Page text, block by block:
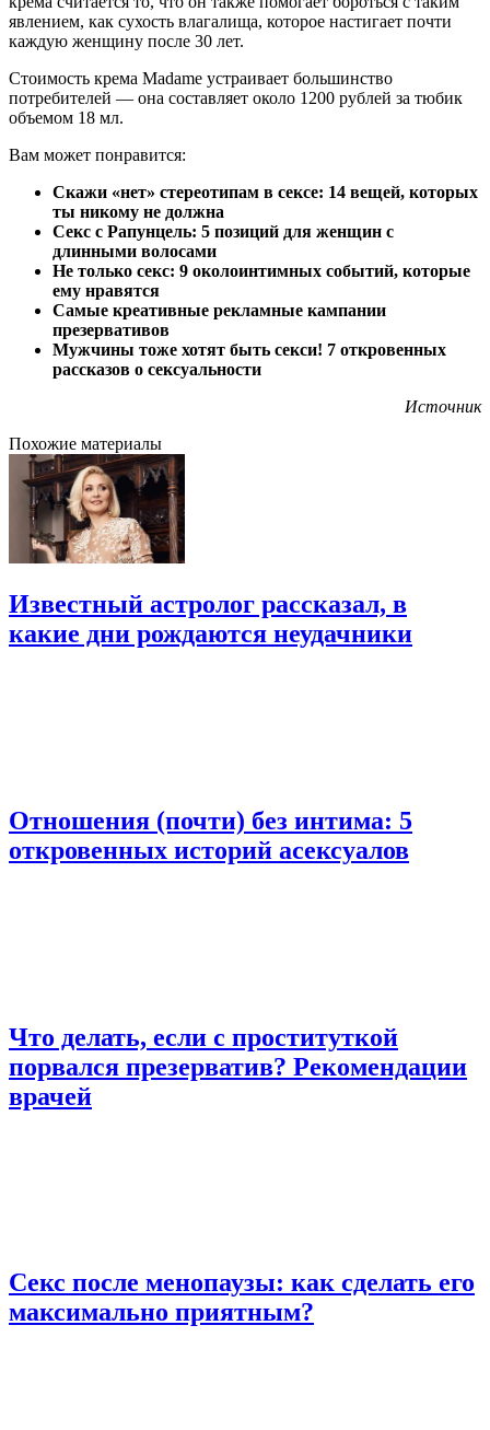
явлением, как сухость влагалища, которое настигает почти
каждую женщину после 30 лет.
Стоимость крема Madame устраивает большинство
потребителей — она составляет около 1200 рублей за тюбик
объемом 18 мл.
Вам может понравится:
Скажи «нет» стереотипам в сексе: 14 вещей, которых
ты никому не должна
Секс с Рапунцель: 5 позиций для женщин с
длинными волосами
Не только секс: 9 околоинтимных событий, которые
ему нравятся
Самые креативные рекламные кампании
презервативов
Мужчины тоже хотят быть секси! 7 откровенных
рассказов о сексуальности
Источник
Похожие материалы
Известный астролог рассказал, в
какие дни рождаются неудачники
Отношения (почти) без интима: 5
откровенных историй асексуалов
Что делать, если с проституткой
порвался презерватив? Рекомендации
врачей
Секс после менопаузы: как сделать его
максимально приятным?